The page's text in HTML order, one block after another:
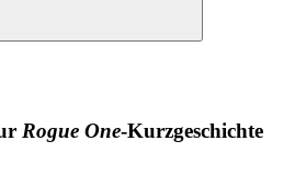
Suchen
Rogue One-Kurzgeschichte